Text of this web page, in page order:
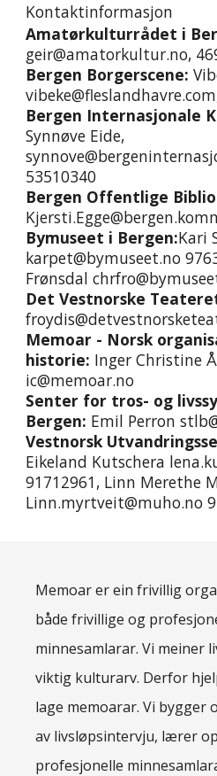
Kontaktinformasjon
Amatørkulturrådet i
geir@amatorkultur.no,
Bergen Borgerscene:
vibeke@fleslandhavre.com
Bergen Internasjonale
Synnøve Eide,
53510340
Bergen Offentlige
Bymuseet i Bergen:Kari
karpet@bymuseet.no
Frønsdal
Det Vestnorske
Memoar - Norsk
historie: Inger Christine
ic@memoar.no
Senter for tros- og
Bergen: Emil Perron
Vestnorsk
Eikeland Kutschera
91712961, Linn Merethe
Linn.myrtveit@muho.no
Memoar er ein frivillig
både frivillige og
minnesamlarar. Vi meiner
viktig kulturarv. Derfor
lage memoarar. Vi bygger
av livsløpsintervju, lærer
profesjonelle